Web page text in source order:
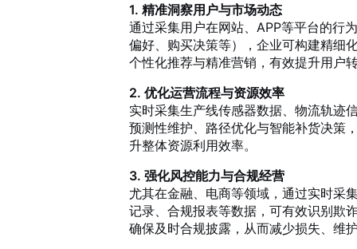
1. 精准洞察用户与市场动态
通过采集用户在网站、APP等平台的行
偏好、购买决策等），企业可构建精细
个性化推荐与精准营销，有效提升用户
2. 优化运营流程与资源效率
实时采集生产线传感器数据、物流轨迹
预测性维护、路径优化与智能补货决策
升整体资源利用效率。
3. 强化风控能力与合规经营
尤其在金融、电商等领域，通过实时采
记录、合规报表等数据，可有效识别欺
确保及时合规披露，从而减少损失、维